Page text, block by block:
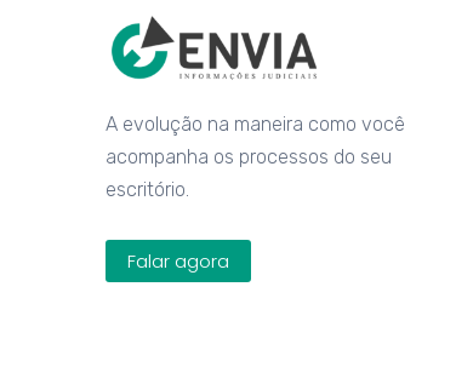
A evolução na maneira como você
acompanha os processos do seu
escritório.
Falar agora